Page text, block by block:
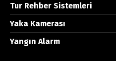
Tur Rehber Sistemleri
Yaka Kamerası
Yangın Alarm